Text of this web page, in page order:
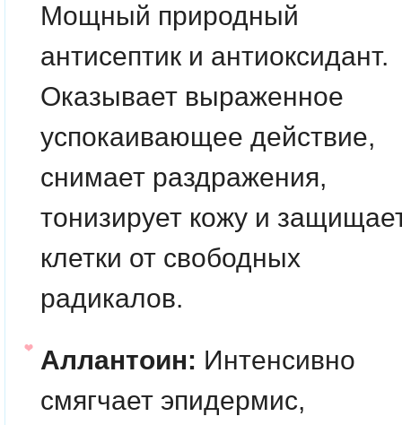
Мощный природный
антисептик и антиоксидант.
Оказывает выраженное
успокаивающее действие,
снимает раздражения,
тонизирует кожу и
клетки от свободных
радикалов.
Аллантоин: Интенсивно
смягчает эпидермис,